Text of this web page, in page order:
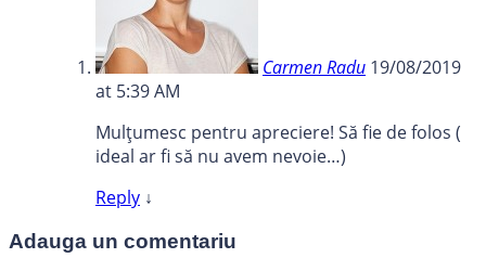
Carmen Radu 19/08/2019
at 5:39 AM
Mulțumesc pentru apreciere! Să fie de folos (
ideal ar fi să nu avem nevoie…)
Reply ↓
Adauga un comentariu